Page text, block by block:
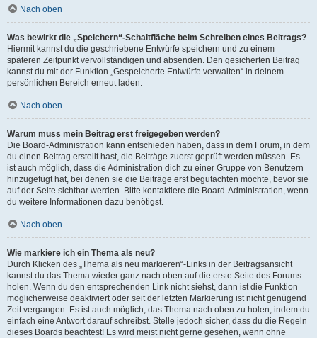
Nach oben
Was bewirkt die „Speichern“-Schaltfläche beim Schreiben eines Beitrags?
Hiermit kannst du die geschriebene Entwürfe speichern und zu einem
späteren Zeitpunkt vervollständigen und absenden. Den gesicherten Beitrag
kannst du mit der Funktion „Gespeicherte Entwürfe verwalten“ in deinem
persönlichen Bereich erneut laden.
Nach oben
Warum muss mein Beitrag erst freigegeben werden?
Die Board-Administration kann entschieden haben, dass in dem Forum, in dem
du einen Beitrag erstellt hast, die Beiträge zuerst geprüft werden müssen. Es
ist auch möglich, dass die Administration dich zu einer Gruppe von Benutzern
hinzugefügt hat, bei denen sie die Beiträge erst begutachten möchte, bevor sie
auf der Seite sichtbar werden. Bitte kontaktiere die Board-Administration, wenn
du weitere Informationen dazu benötigst.
Nach oben
Wie markiere ich ein Thema als neu?
Durch Klicken des „Thema als neu markieren“-Links in der Beitragsansicht
kannst du das Thema wieder ganz nach oben auf die erste Seite des Forums
holen. Wenn du den entsprechenden Link nicht siehst, dann ist die Funktion
möglicherweise deaktiviert oder seit der letzten Markierung ist nicht genügend
Zeit vergangen. Es ist auch möglich, das Thema nach oben zu holen, indem du
einfach eine Antwort darauf schreibst. Stelle jedoch sicher, dass du die Regeln
dieses Boards beachtest! Es wird meist nicht gerne gesehen, wenn ohne